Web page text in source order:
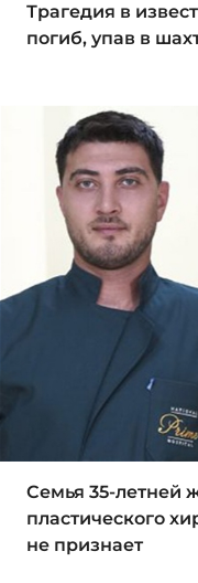
Трагедия в
погиб, упав в
Семья 35-летней
пластического
не признает